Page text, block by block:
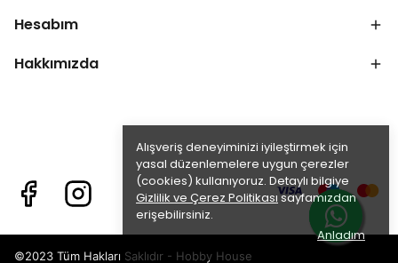
Alışveriş deneyiminizi iyileştirmek için
yasal düzenlemelere uygun çerezler
(cookies) kullanıyoruz. Detaylı bilgiye
Gizlilik ve Çerez Politikasısayfamızdan
erişebilirsiniz.
Anladım
Hesabım
Hakkımızda
©2023 Tüm Hakları Saklıdır - Hobby House